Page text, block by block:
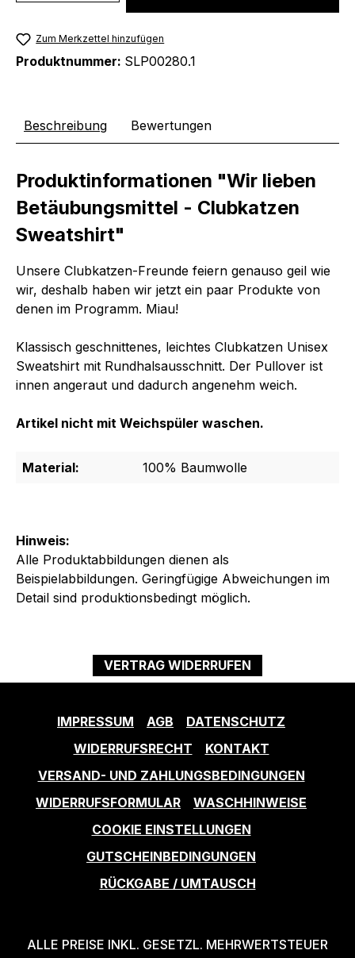
Hinweis:
Alle Produktabbildungen dienen als
Beispielabbildungen. Geringfügige Abweichungen im
Detail sind produktionsbedingt möglich.
Zum Merkzettel hinzufügen
Produktnummer: SLP00280.1
Beschreibung Bewertungen
Produktinformationen "Wir lieben
Betäubungsmittel - Clubkatzen
Sweatshirt"
Unsere Clubkatzen-Freunde feiern genauso geil wie
wir, deshalb haben wir jetzt ein paar Produkte von
denen im Programm. Miau!
Klassisch geschnittenes, leichtes Clubkatzen Unisex
Sweatshirt mit Rundhalsausschnitt. Der Pullover ist
innen angeraut und dadurch angenehm weich.
Artikel nicht mit Weichspüler waschen.
Material: 100% Baumwolle
VERTRAG WIDERRUFEN
IMPRESSUM AGB
DATENSCHUTZ
WIDERRUFSRECHT
KONTAKT
VERSAND- UND ZAHLUNGSBEDINGUNGEN
WIDERRUFSFORMULAR
WASCHHINWEISE
COOKIE EINSTELLUNGEN
GUTSCHEINBEDINGUNGEN
RÜCKGABE / UMTAUSCH
ALLE PREISE INKL. GESETZL. MEHRWERTSTEUER